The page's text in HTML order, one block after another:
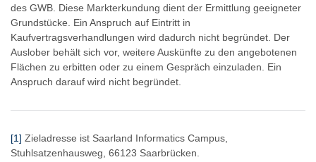
des GWB. Diese Markterkundung dient der Ermittlung geeigneter
Grundstücke. Ein Anspruch auf Eintritt in
Kaufvertragsverhandlungen wird dadurch nicht begründet. Der
Auslober behält sich vor, weitere Auskünfte zu den angebotenen
Flächen zu erbitten oder zu einem Gespräch einzuladen. Ein
Anspruch darauf wird nicht begründet.
[1] Zieladresse ist Saarland Informatics Campus,
Stuhlsatzenhausweg, 66123 Saarbrücken.